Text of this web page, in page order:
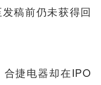
稿前仍未获得回
捷电器却在IPO